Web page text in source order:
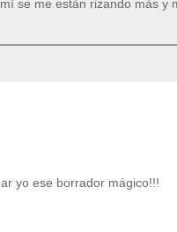
se me están rizando más y
yo ese borrador mágico!!!